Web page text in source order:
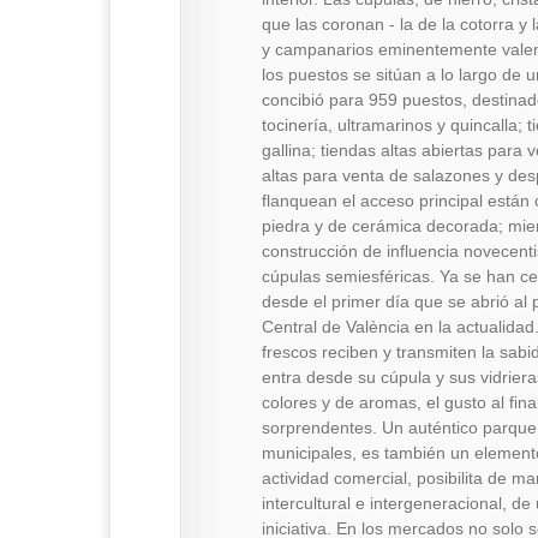
que las coronan - la de la cotorra y
y campanarios eminentemente
los puestos se sitúan a lo largo de
concibió para 959 puestos,
tocinería, ultramarinos y quincalla;
gallina; tiendas altas abiertas para
altas para venta de salazones y
flanquean el acceso principal
piedra y de cerámica decorada;
construcción de influencia
cúpulas semiesféricas. Ya se han
desde el primer día que se abrió al
Central de València en la
frescos reciben y transmiten la
entra desde su cúpula y sus
colores y de aromas, el gusto al
sorprendentes. Un auténtico
municipales, es también un
actividad comercial, posibilita de
intercultural e intergeneracional,
iniciativa. En los mercados no solo